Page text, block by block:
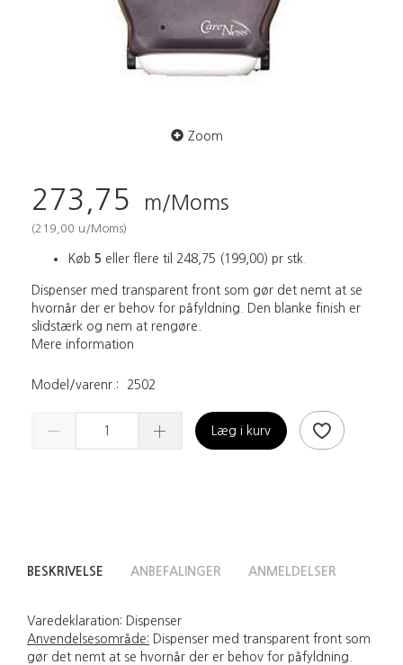
Zoom
273,75 m/Moms
(219,00 u/Moms)
Køb 5 eller flere til 248,75 (199,00) pr stk.
Dispenser med transparent front som gør det nemt at se
hvornår der er behov for påfyldning. Den blanke finish er
slidstærk og nem at rengøre.
Mere information
Model/varenr.: 2502
Læg i kurv
BESKRIVELSE ANBEFALINGER ANMELDELSER
Varedeklaration:
Dispenser
Anvendelsesområde: Dispenser med transparent front som
gør det nemt at se hvornår der er behov for påfyldning.